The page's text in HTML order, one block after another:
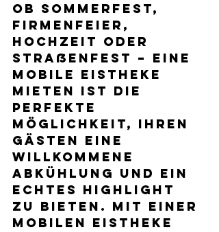
Ob Sommerfest,
Firmenfeier,
Hochzeit oder
Straßenfest – eine
mobile Eistheke
mieten ist die
perfekte
Möglichkeit, Ihren
Gästen eine
willkommene
Abkühlung und ein
echtes Highlight
zu bieten. Mit einer
mobilen Eistheke